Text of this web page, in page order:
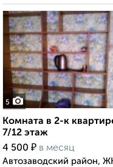
5
Комната в 2-к
7/12 этаж
4 500 ₽ в месяц
Автозаводский район,